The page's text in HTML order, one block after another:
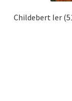
Childebert Ier